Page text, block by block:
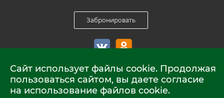
Забронировать
Сайт использует файлы cookie. Продолжая
пользоваться сайтом, вы даете согласие
на использование файлов cookie.